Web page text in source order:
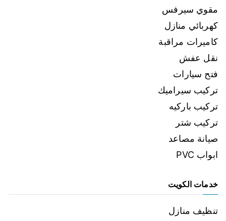
مقوي سيرفس
كهربائي منازل
كاميرات مراقبة
نقل عفش
فتح سيارات
تركيب سيراميك
تركيب باركيه
تركيب شتر
صيانة مصاعد
ابواب PVC
خدمات الكويت
تنظيف منازل